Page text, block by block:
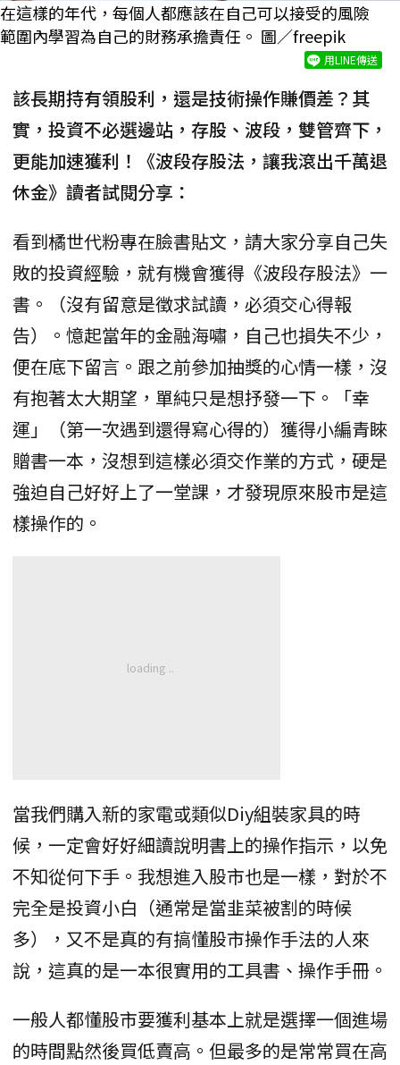
在這樣的年代，每個人都應該在自己可以接受的風險
範圍內學習為自己的財務承擔責任。 圖／freepik
用LINE傳送
該長期持有領股利，還是技術操作賺價差？其
實，投資不必選邊站，存股、波段，雙管齊下，
更能加速獲利！《波段存股法，讓我滾出千萬退
休金》讀者試閱分享：
看到橘世代粉專在臉書貼文，請大家分享自己失
敗的投資經驗，就有機會獲得《波段存股法》一
書。（沒有留意是徵求試讀，必須交心得報
告）。憶起當年的金融海嘯，自己也損失不少，
便在底下留言。跟之前參加抽獎的心情一樣，沒
有抱著太大期望，單純只是想抒發一下。「幸
運」（第一次遇到還得寫心得的）獲得小編青睞
贈書一本，沒想到這樣必須交作業的方式，硬是
強迫自己好好上了一堂課，才發現原來股市是這
樣操作的。
當我們購入新的家電或類似Diy組裝家具的時
候，一定會好好細讀說明書上的操作指示，以免
不知從何下手。我想進入股市也是一樣，對於不
完全是投資小白（通常是當韭菜被割的時候
多），又不是真的有搞懂股市操作手法的人來
說，這真的是一本很實用的工具書、操作手冊。
一般人都懂股市要獲利基本上就是選擇一個進場
的時間點然後買低賣高。但最多的是常常買在高